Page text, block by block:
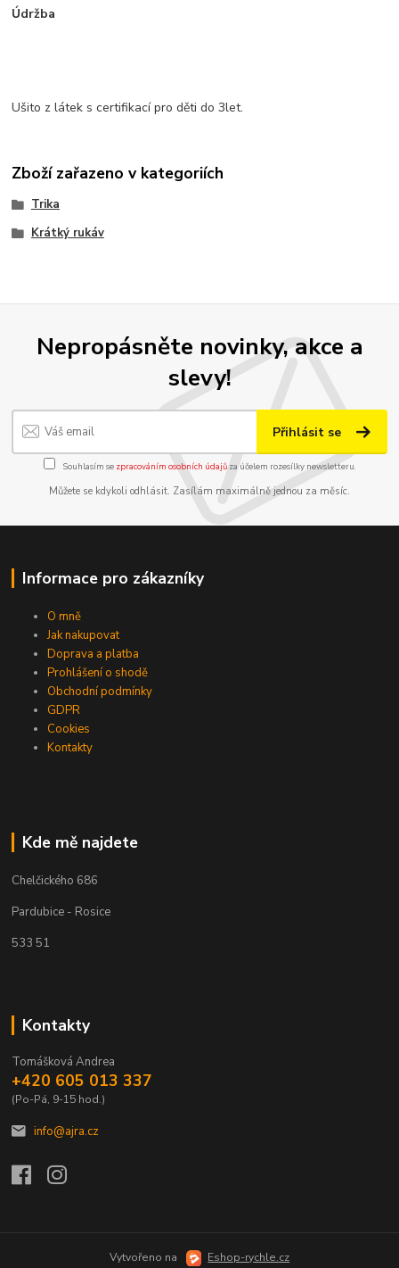
Údržba
Ušito z látek s certifikací pro děti do 3let.
Zboží zařazeno v kategoriích
Trika
Krátký rukáv
Nepropásněte novinky, akce a
slevy!
Přihlásit se
Souhlasím se zpracováním osobních údajůza účelem rozesílky newsletteru.
Můžete se kdykoli odhlásit. Zasílám maximálně jednou za měsíc.
Informace pro zákazníky
O mně
Jak nakupovat
Doprava a platba
Prohlášení o shodě
Obchodní podmínky
GDPR
Cookies
Kontakty
Kde mě najdete
Chelčického 686
Pardubice - Rosice
533 51
Kontakty
Tomášková Andrea
+420 605 013 337
(Po-Pá, 9-15 hod.)
info@ajra.cz
Vytvořeno na Eshop-rychle.cz